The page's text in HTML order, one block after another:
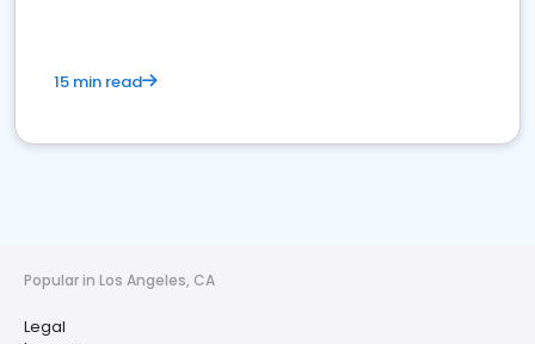
15 min read
Popular in Los Angeles, CA
Legal